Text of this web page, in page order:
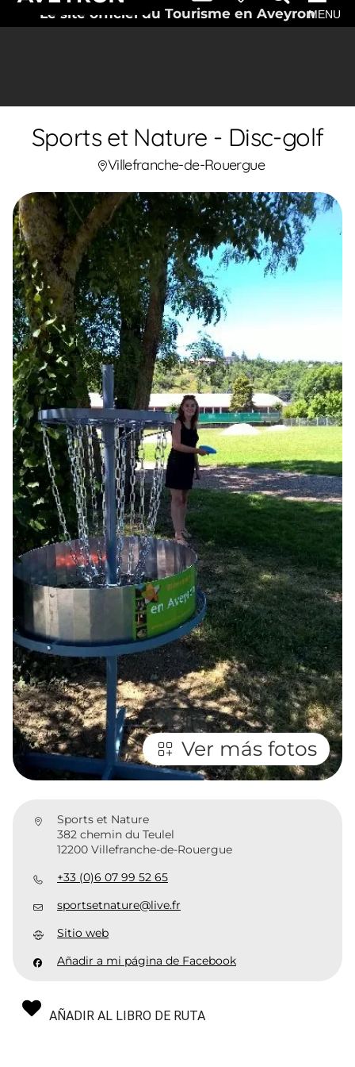
Le site officiel du Tourisme en AveyronMENU
Sports et Nature - Disc-golf
Villefranche-de-Rouergue
Ver más fotos
Sports et Nature
382 chemin du Teulel
12200 Villefranche-de-Rouergue
+33 (0)6 07 99 52 65
sportsetnature@live.fr
Sitio web
Añadir a mi página de Facebook
AÑADIR AL LIBRO DE RUTA